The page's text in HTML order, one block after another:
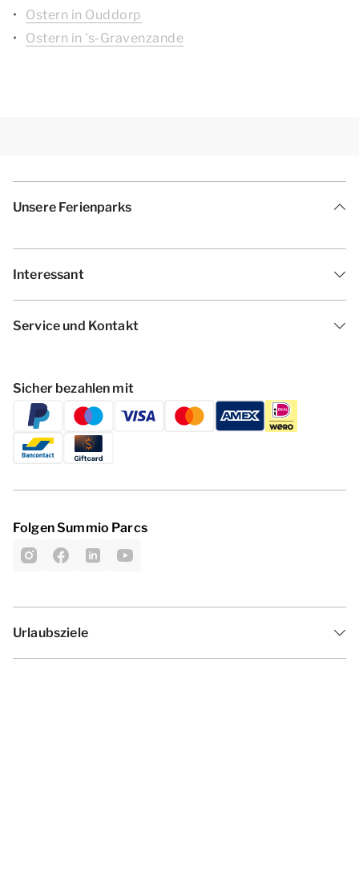
Ostern in Ouddorp
Ostern in 's-Gravenzande
Unsere Ferienparks
Interessant
Service und Kontakt
Sicher bezahlen mit
Folgen Summio Parcs
Urlaubsziele